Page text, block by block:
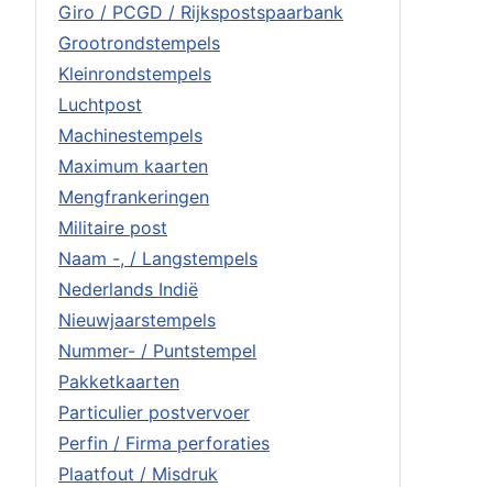
Giro / PCGD / Rijkspostspaarbank
Grootrondstempels
Kleinrondstempels
Luchtpost
Machinestempels
Maximum kaarten
Mengfrankeringen
Militaire post
Naam -, / Langstempels
Nederlands Indië
Nieuwjaarstempels
Nummer- / Puntstempel
Pakketkaarten
Particulier postvervoer
Perfin / Firma perforaties
Plaatfout / Misdruk